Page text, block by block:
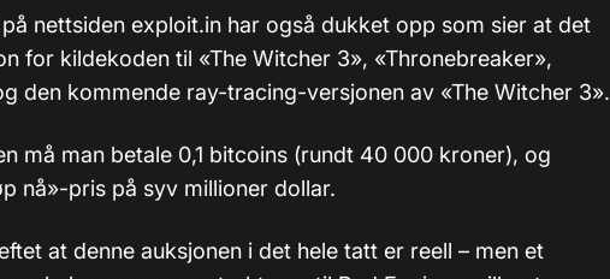
nettsiden exploit.in har også dukket opp som sier at det
for kildekoden til «The Witcher 3», «Thronebreaker»,
den kommende ray-tracing-versjonen av «The Witcher 3».
må man betale 0,1 bitcoins (rundt 40 000 kroner), og
nå»-pris på syv millioner dollar.
at denne auksjonen i det hele tatt er reell – men et